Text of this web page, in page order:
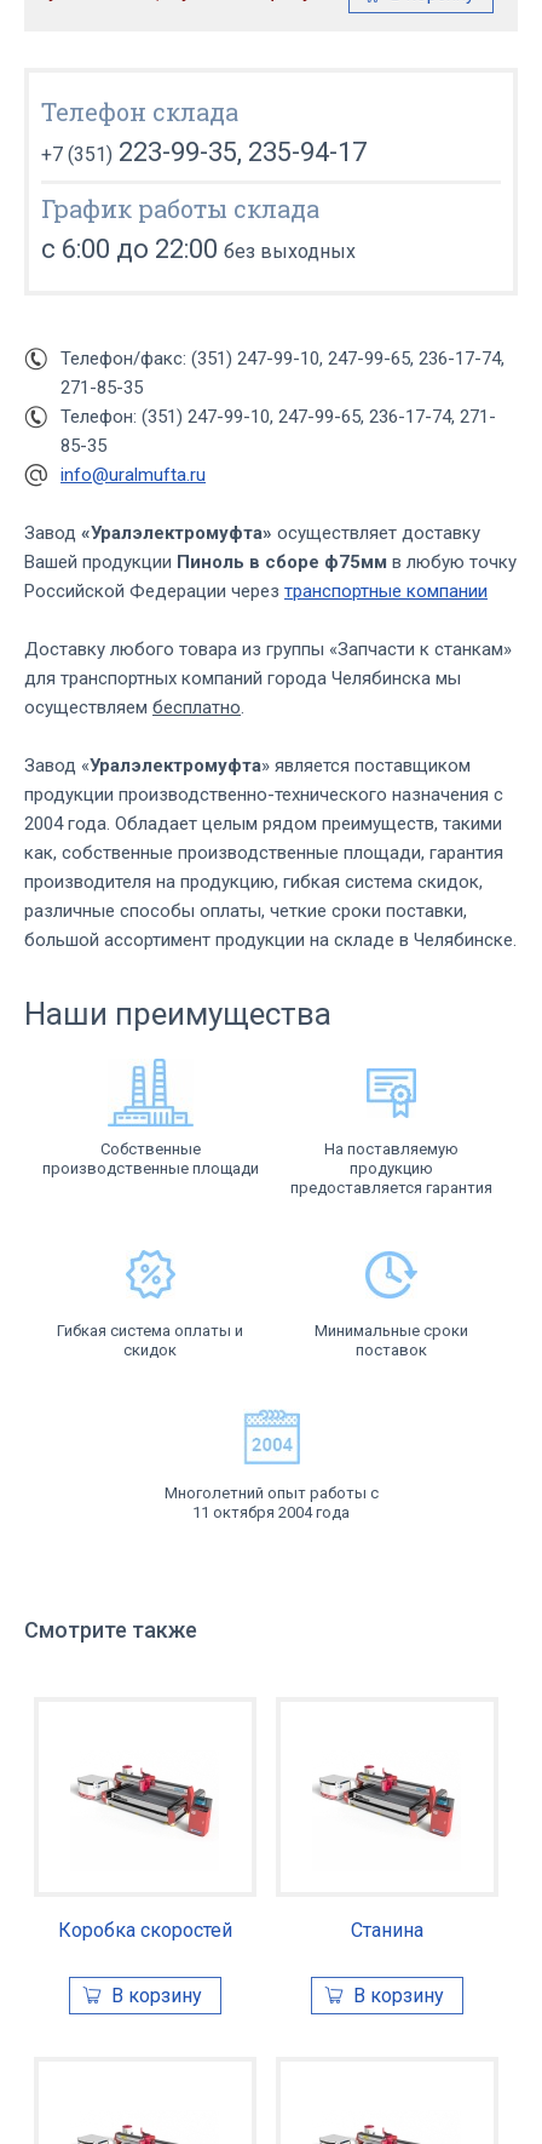
Телефон склада
+7 (351) 223-99-35, 235-94-17
График работы склада
с 6:00 до 22:00 без выходных
Телефон/факс: (351) 247-99-10, 247-99-65, 236-17-74,
271-85-35
Телефон: (351) 247-99-10, 247-99-65, 236-17-74, 271-
85-35
info@uralmufta.ru
Завод «Уралэлектромуфта» осуществляет доставку
Вашей продукции Пиноль в сборе ф75мм в любую точку
Российской Федерации через транспортные компании
Доставку любого товара из группы «Запчасти к станкам»
для транспортных компаний города Челябинска мы
осуществляем бесплатно.
Завод «Уралэлектромуфта» является поставщиком
продукции производственно-технического назначения с
2004 года. Обладает целым рядом преимуществ, такими
как, собственные производственные площади, гарантия
производителя на продукцию, гибкая система скидок,
различные способы оплаты, четкие сроки поставки,
большой ассортимент продукции на складе в Челябинске.
Наши преимущества
Собственные
производственные площади
На поставляемую
продукцию
предоставляется гарантия
Гибкая система оплаты и
скидок
Минимальные сроки
поставок
Многолетний опыт работы с
11 октября 2004 года
Смотрите также
Коробка скоростей Станина